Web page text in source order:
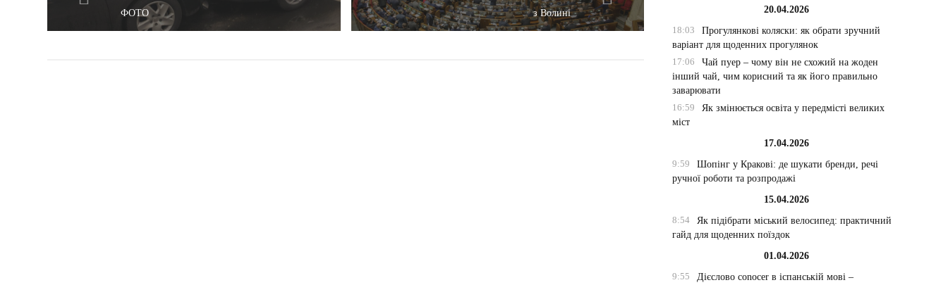
ФОТО
з Волині
20.04.2026
18:03
Прогулянкові коляски: як обрати зручний
варіант для щоденних прогулянок
17:06
Чай пуер – чому він не схожий на жоден
інший чай, чим корисний та як його правильно
заварювати
16:59
Як змінюється освіта у передмісті великих
міст
17.04.2026
9:59
Шопінг у Кракові: де шукати бренди, речі
ручної роботи та розпродажі
15.04.2026
8:54
Як підібрати міський велосипед: практичний
гайд для щоденних поїздок
01.04.2026
9:55
Дієслово conocer в іспанській мові –